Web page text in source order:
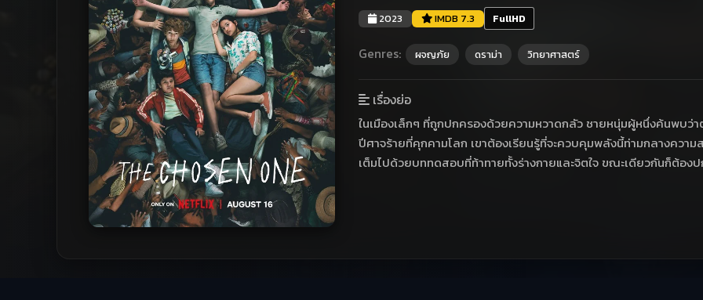
2023 IMDB 7.3 FullHD
Genres: ผจญภัย ดราม่า วิทยาศาสตร์
เรื่องย่อ
ในเมืองเล็กๆ ที่ถูกปกครองด้วยความหวาดกลัว ชายหนุ่มผู้หนึ่งค้นพบว่
ปีศาจร้ายที่คุกคามโลก เขาต้องเรียนรู้ที่จะควบคุมพลังนี้ท่ามกลางความ
เต็มไปด้วยบททดสอบที่ท้าทายทั้งร่างกายและจิตใจ ขณะเดียวกันก็ต้อง